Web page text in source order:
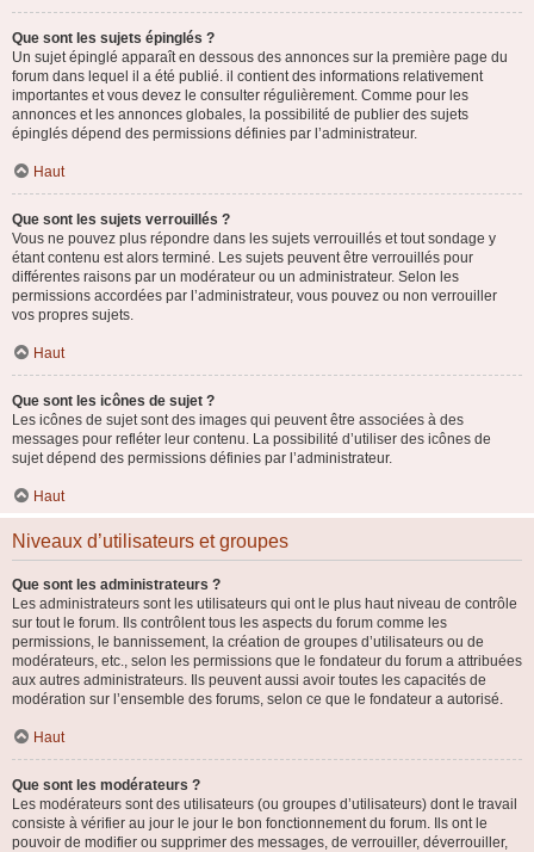
Que sont les sujets épinglés ?
Un sujet épinglé apparaît en dessous des annonces sur la première page du
forum dans lequel il a été publié. il contient des informations relativement
importantes et vous devez le consulter régulièrement. Comme pour les
annonces et les annonces globales, la possibilité de publier des sujets
épinglés dépend des permissions définies par l’administrateur.
Haut
Que sont les sujets verrouillés ?
Vous ne pouvez plus répondre dans les sujets verrouillés et tout sondage y
étant contenu est alors terminé. Les sujets peuvent être verrouillés pour
différentes raisons par un modérateur ou un administrateur. Selon les
permissions accordées par l’administrateur, vous pouvez ou non verrouiller
vos propres sujets.
Haut
Que sont les icônes de sujet ?
Les icônes de sujet sont des images qui peuvent être associées à des
messages pour refléter leur contenu. La possibilité d’utiliser des icônes de
sujet dépend des permissions définies par l’administrateur.
Haut
Niveaux d’utilisateurs et groupes
Que sont les administrateurs ?
Les administrateurs sont les utilisateurs qui ont le plus haut niveau de contrôle
sur tout le forum. Ils contrôlent tous les aspects du forum comme les
permissions, le bannissement, la création de groupes d’utilisateurs ou de
modérateurs, etc., selon les permissions que le fondateur du forum a attribuées
aux autres administrateurs. Ils peuvent aussi avoir toutes les capacités de
modération sur l’ensemble des forums, selon ce que le fondateur a autorisé.
Haut
Que sont les modérateurs ?
Les modérateurs sont des utilisateurs (ou groupes d’utilisateurs) dont le travail
consiste à vérifier au jour le jour le bon fonctionnement du forum. Ils ont le
pouvoir de modifier ou supprimer des messages, de verrouiller, déverrouiller,